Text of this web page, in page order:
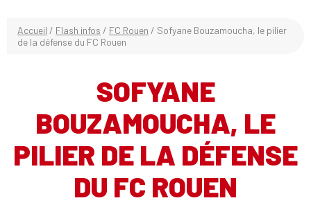
Accueil / Flash infos / FC Rouen / Sofyane Bouzamoucha, le pilier
de la défense du FC Rouen
SOFYANE
BOUZAMOUCHA, LE
PILIER DE LA DÉFENSE
DU FC ROUEN